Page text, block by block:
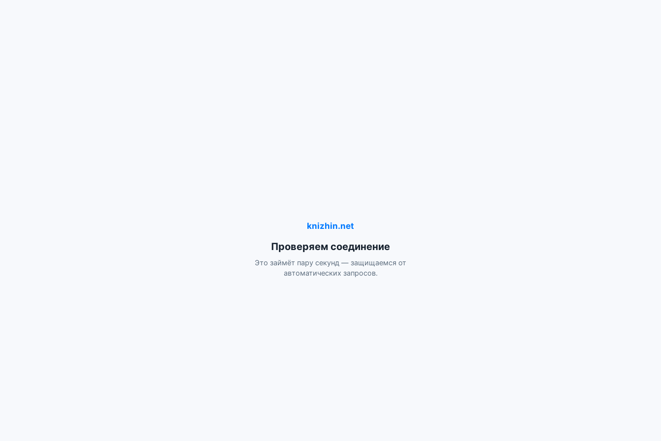
knizhin.net
Проверяем соединение
Это займёт пару секунд — защищаемся от
автоматических запросов.